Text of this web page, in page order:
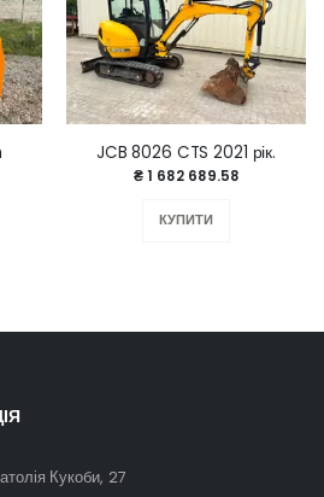
JCB 8026 CTS 2021 рік.
₴ 1 682 689.58
КУПИТИ
Кукоби, 27